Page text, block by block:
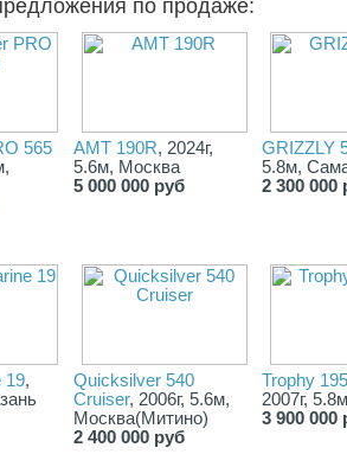
по продаже:
565
AMT 190R, 2024г,
5.6м, Москва
5 000 000 руб
GRIZZLY
5.8м,
2 300 000
19,
Quicksilver 540
Cruiser, 2006г, 5.6м,
Москва(Митино)
2 400 000 руб
Trophy
2007г,
3 900 000